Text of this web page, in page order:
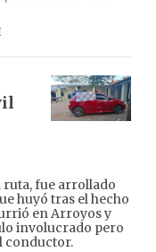
ruta, fue arrollado
huyó tras el hecho
en Arroyos y
involucrado pero
conductor.